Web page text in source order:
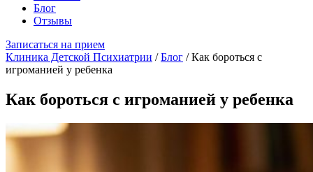
Блог
Отзывы
Записаться на прием
Клиника Детской Психиатрии /Блог /Как бороться с
игроманией у ребенка
Как бороться с игроманией у ребенка